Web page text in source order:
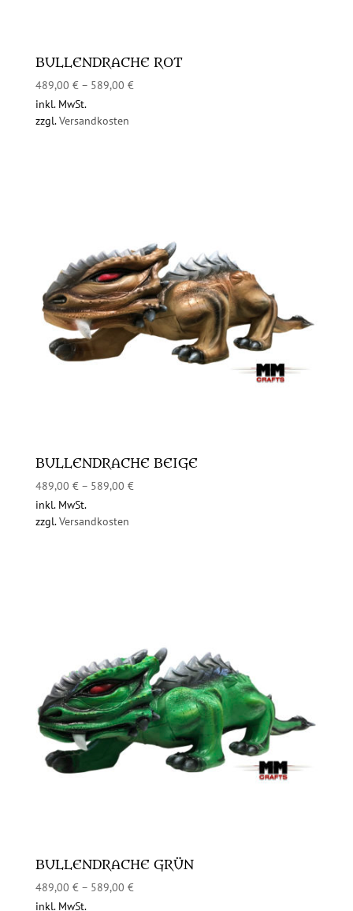
BULLENDRACHE ROT
489,00 €– 589,00 €
inkl. MwSt.
zzgl.Versandkosten
BULLENDRACHE BEIGE
489,00 €– 589,00 €
inkl. MwSt.
zzgl.Versandkosten
BULLENDRACHE GRÜN
489,00 €– 589,00 €
inkl. MwSt.